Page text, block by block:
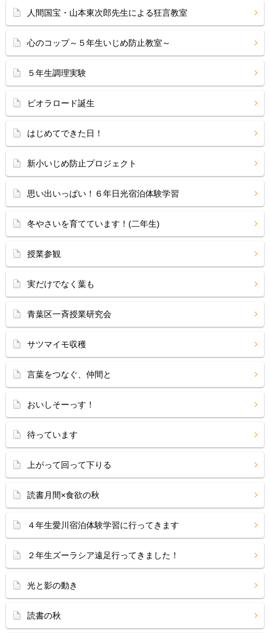
人間国宝・山本東次郎先生による狂言教室
心のコップ～５年生いじめ防止教室～
５年生調理実験
ビオラロード誕生
はじめてできた日！
新小いじめ防止プロジェクト
思い出いっぱい！６年日光宿泊体験学習
冬やさいを育てています！(二年生)
授業参観
実だけでなく葉も
青葉区一斉授業研究会
サツマイモ収穫
言葉をつなぐ、仲間と
おいしそーっす！
待っています
上がって回って下りる
読書月間×食欲の秋
４年生愛川宿泊体験学習に行ってきます
２年生ズーラシア遠足行ってきました！
光と影の動き
読書の秋